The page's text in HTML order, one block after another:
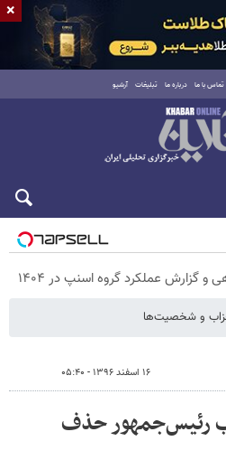
تماس با ما درباره ما تبلیغات آرشیو
و گزارش عملکرد گروه اسنپ در ۱۴۰۴
و شخصیت‌ها
۱۶ اسفند ۱۳۹۶ - ۰۵:۴۰
رئیس‌جمهور حذف
×